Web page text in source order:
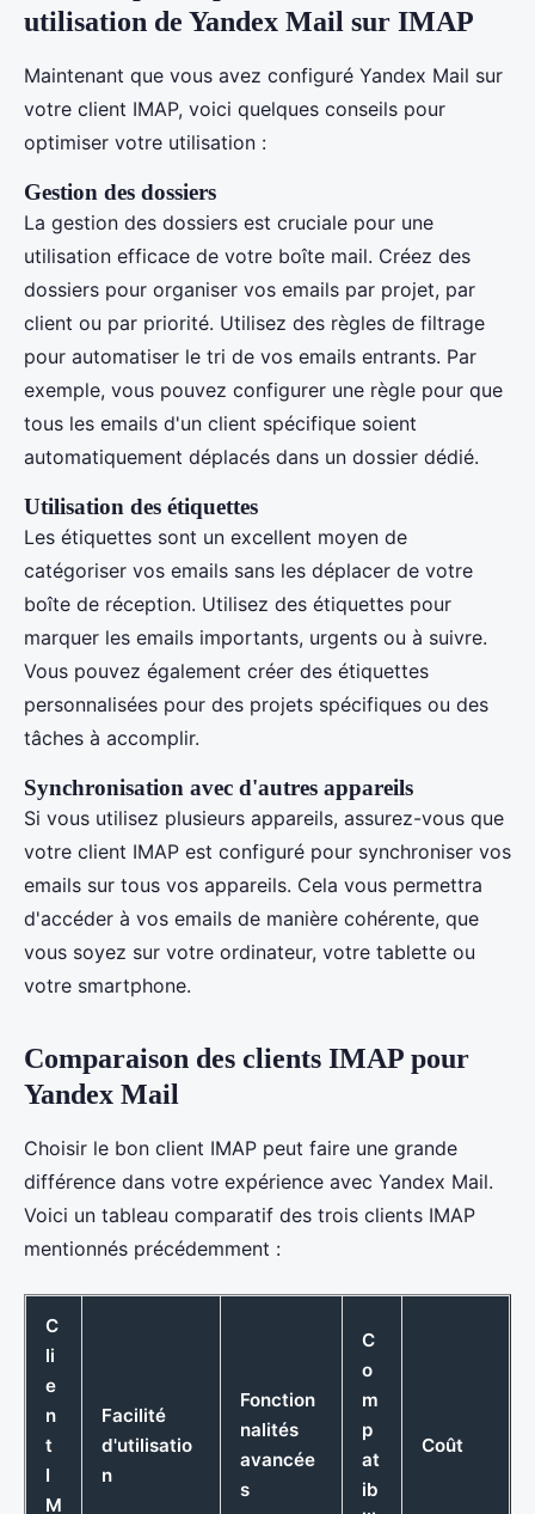
utilisation de Yandex Mail sur IMAP
Maintenant que vous avez configuré Yandex Mail sur
votre client IMAP, voici quelques conseils pour
optimiser votre utilisation :
Gestion des dossiers
La gestion des dossiers est cruciale pour une
utilisation efficace de votre boîte mail. Créez des
dossiers pour organiser vos emails par projet, par
client ou par priorité. Utilisez des règles de filtrage
pour automatiser le tri de vos emails entrants. Par
exemple, vous pouvez configurer une règle pour que
tous les emails d'un client spécifique soient
automatiquement déplacés dans un dossier dédié.
Utilisation des étiquettes
Les étiquettes sont un excellent moyen de
catégoriser vos emails sans les déplacer de votre
boîte de réception. Utilisez des étiquettes pour
marquer les emails importants, urgents ou à suivre.
Vous pouvez également créer des étiquettes
personnalisées pour des projets spécifiques ou des
tâches à accomplir.
Synchronisation avec d'autres appareils
Si vous utilisez plusieurs appareils, assurez-vous que
votre client IMAP est configuré pour synchroniser vos
emails sur tous vos appareils. Cela vous permettra
d'accéder à vos emails de manière cohérente, que
vous soyez sur votre ordinateur, votre tablette ou
votre smartphone.
Comparaison des clients IMAP pour
Yandex Mail
Choisir le bon client IMAP peut faire une grande
différence dans votre expérience avec Yandex Mail.
Voici un tableau comparatif des trois clients IMAP
mentionnés précédemment :
C
li
e
n
t
I
M
Facilité
d'utilisatio
n
Fonction
nalités
avancée
s
C
o
m
p
at
ib
Coût